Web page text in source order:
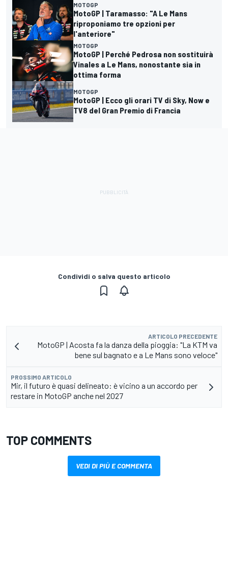
MOTOGP
MotoGP | Taramasso: "A Le Mans
riproponiamo tre opzioni per
l'anteriore"
MOTOGP
MotoGP | Perché Pedrosa non sostituirà
Vinales a Le Mans, nonostante sia in
ottima forma
MOTOGP
MotoGP | Ecco gli orari TV di Sky, Now e
TV8 del Gran Premio di Francia
Condividi o salva questo articolo
ARTICOLO PRECEDENTE
MotoGP | Acosta fa la danza della pioggia: "La KTM va
bene sul bagnato e a Le Mans sono veloce"
PROSSIMO ARTICOLO
Mir, il futuro è quasi delineato: è vicino a un accordo per
restare in MotoGP anche nel 2027
TOP COMMENTS
VEDI DI PIÙ E COMMENTA